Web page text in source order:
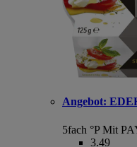
Angebot:
5fach °P Mit
3.49